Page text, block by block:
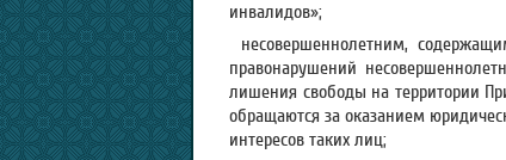
инвалидов»;
несовершеннолетним,
правонарушений
лишения свободы на территории
обращаются за оказанием
интересов таких лиц;